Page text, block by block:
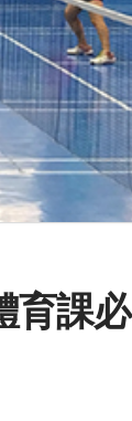
育課必